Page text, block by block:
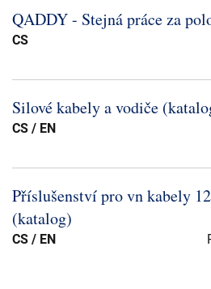
QADDY -​ Stejná práce za
CS
Silové kabely a vodiče
CS / EN
Příslušenství pro vn kabely
(katalog)
CS / EN